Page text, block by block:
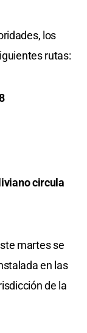
los
rutas:
circula
martes se
en las
de la